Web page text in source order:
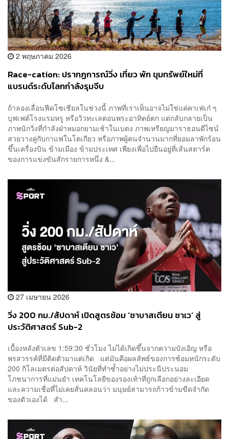
2 พฤษภาคม 2026
Race-cation: ปรากฏการณ์วิ่ง เที่ยว พัก ขุมทรัพย์ใหม่ที่
แบรนด์ระดับโลกกำลังรุมจีบ
ถ้าลองเลื่อนฟีดโซเชียลในช่วงนี้ ภาพที่เราเห็นอาจไม่ใช่แค่คาเฟ่เก๋ ๆ
บุฟเฟต์โรงแรมหรู หรือวิวทะเลตอนพระอาทิตย์ตก แต่กลับกลายเป็น
ภาพนักวิ่งที่กำลังฝ่าหมอกยามเช้าในเบตง ภาพเหรียญมาราธอนดีไซน์
สวยวางคู่กับกาแฟในโตเกียว หรือภาพผู้คนจำนวนมากที่ยอมลาพักร้อน
ขึ้นเครื่องบิน ข้ามเมือง ข้ามประเทศ เพียงเพื่อไปยืนอยู่ที่เส้นสตาร์ต
ของการแข่งขันสักรายการหนึ่ง &...
27 เมษายน 2026
วิ่ง 200 กม./สัปดาห์ เปิดสูตรซ้อม ‘ซาบาสเตียน ซาเว’ สู่
ประวัติศาสตร์ Sub-2
เบื้องหลังตัวเลข 1:59:30 ชั่วโมง ไม่ได้เกิดขึ้นจากความบังเอิญ หรือ
พรสวรรค์ที่มีติดตัวมาแต่เกิด แต่มันคือผลลัพธ์ของการซ้อมหนักระดับ
200 กิโลเมตรต่อสัปดาห์ วินัยที่ทำซ้ำอย่างไม่ประนีประนอม
โภชนาการที่แม่นยำ เทคโนโลยีของรองเท้าที่ถูกเลือกอย่างละเอียด
และความเชื่อที่ไม่เคยสั่นคลอนว่า มนุษย์สามารถก้าวข้ามขีดจำกัด
ของตัวเองได้ สำ...